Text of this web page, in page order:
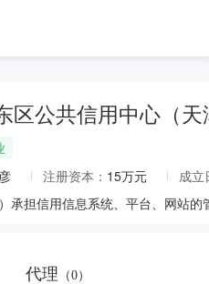
区公共信用中心（
注册资本： 15万元
成立
代理 （0）